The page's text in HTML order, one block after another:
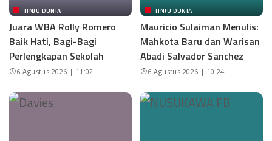
TINJU DUNIA
Juara WBA Rolly Romero
Baik Hati, Bagi-Bagi
Perlengkapan Sekolah
6 Agustus 2026 | 11:02
TINJU DUNIA
Mauricio Sulaiman Menulis:
Mahkota Baru dan Warisan
Abadi Salvador Sanchez
6 Agustus 2026 | 10:24